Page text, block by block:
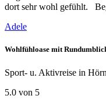
dort sehr wohl gefühlt.
Adele
Wohlfühloase mit
Sport- u. Aktivreise in
5.0 von 5